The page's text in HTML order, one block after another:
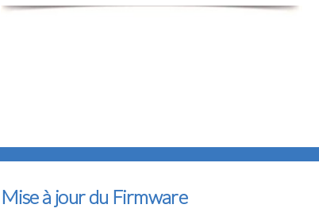
Mise à jour du Firmware